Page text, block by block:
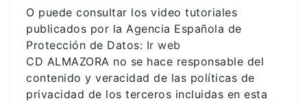
O puede consultar los video tutoriales
publicados por la Agencia Española de
Protección de Datos: Ir web
CD ALMAZORA no se hace responsable del
contenido y veracidad de las políticas de
privacidad de los terceros incluidas en esta